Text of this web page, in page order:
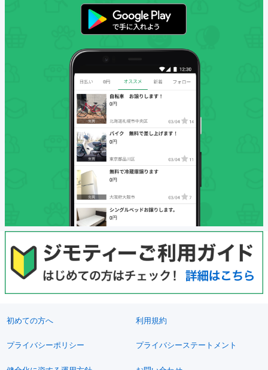
初めての方へ 利用規約
プライバシーポリシー プライバシーステートメント